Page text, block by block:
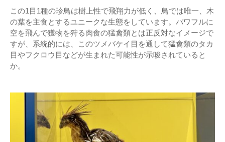
この1目1種の珍鳥は樹上性で飛翔力が低く、鳥では唯一、木
の葉を主食とするユニークな生態をしています。パワフルに
空を飛んで獲物を狩る肉食の猛禽類とは正反対なイメージで
すが、系統的には、このツメバケイ目を通して猛禽類のタカ
目やフクロウ目などが生まれた可能性が示唆されていると
か。